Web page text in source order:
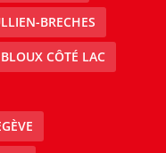
BRECHES
CÔTÉ LAC